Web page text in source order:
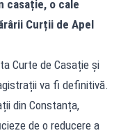
casație, o cale
Curții de Apel
Curte de Casație și
va fi definitivă.
din Constanța,
de o reducere a